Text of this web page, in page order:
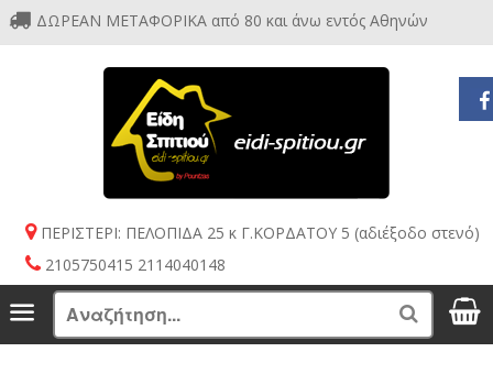
ΔΩΡΕΑΝ ΜΕΤΑΦΟΡΙΚΑ από 80 και άνω εντός Αθηνών
ΠΕΡΙΣΤΕΡΙ: ΠΕΛΟΠΙΔΑ 25 κ Γ.ΚΟΡΔΑΤΟΥ 5 (αδιέξοδο στενό)
2105750415 2114040148
Menu Search